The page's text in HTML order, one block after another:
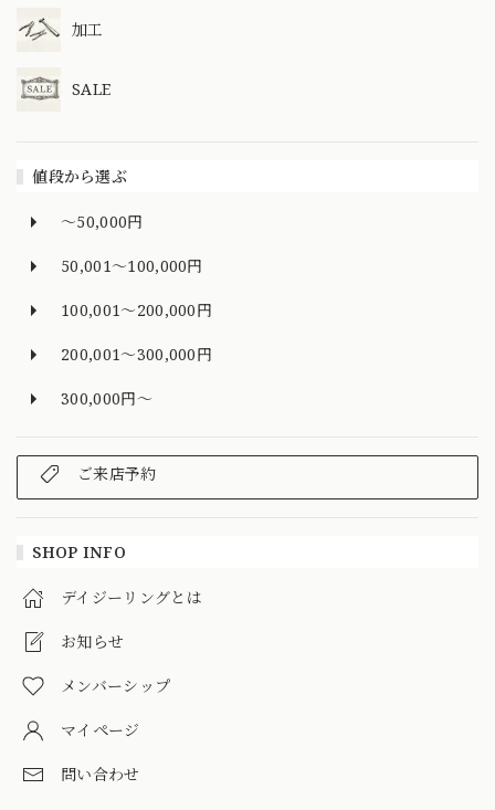
加工
SALE
値段から選ぶ
～50,000円
50,001～100,000円
100,001～200,000円
200,001～300,000円
300,000円～
ご来店予約
SHOP INFO
デイジーリングとは
お知らせ
メンバーシップ
マイページ
問い合わせ